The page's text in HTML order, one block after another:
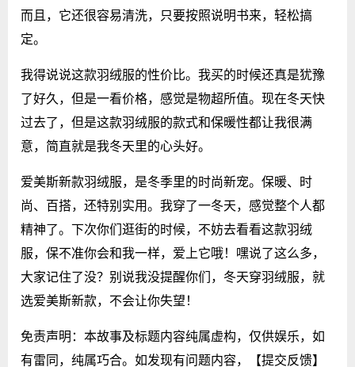
而且，它还很容易清洗，只要按照说明书来，轻松搞
定。
我得说说这款羽绒服的性价比。我买的时候还真是犹豫
了好久，但是一看价格，感觉是物超所值。现在冬天快
过去了，但是这款羽绒服的款式和保暖性都让我很满
意，简直就是我冬天里的心头好。
爱美斯新款羽绒服，是冬季里的时尚新宠。保暖、时
尚、百搭，还特别实用。我穿了一冬天，感觉整个人都
精神了。下次你们逛街的时候，不妨去看看这款羽绒
服，保不准你会和我一样，爱上它哦！嘿说了这么多，
大家记住了没？别说我没提醒你们，冬天穿羽绒服，就
选爱美斯新款，不会让你失望！
免责声明：本故事及标题内容纯属虚构，仅供娱乐，如
有雷同，纯属巧合。如发现有问题内容，
【提交反馈】